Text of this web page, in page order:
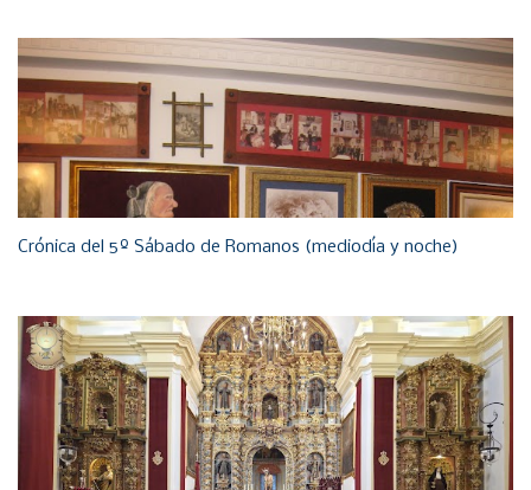
Crónica del 5º Sábado de Romanos (mediodía y noche)